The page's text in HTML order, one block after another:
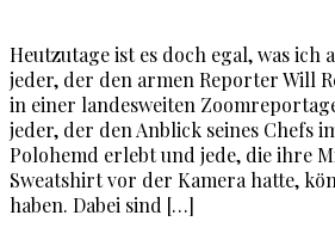
Heutzutage ist es doch egal, was ich
jeder, der den armen Reporter Will
in einer landesweiten
jeder, der den Anblick seines Chefs
Polohemd erlebt und jede, die ihre
Sweatshirt vor der Kamera hatte,
haben. Dabei sind […]